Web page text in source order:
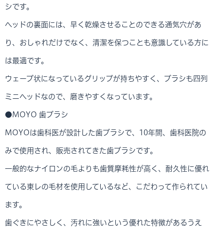
シです。
ヘッドの裏面には、早く乾燥させることのできる通気穴があ
り、おしゃれだけでなく、清潔を保つことも意識している方に
は最適です。
ウェーブ状になっているグリップが持ちやすく、ブラシも四列
ミニヘッドなので、磨きやすくなっています。
●MOYO 歯ブラシ
MOYOは歯科医が設計した歯ブラシで、10年間、歯科医院の
みで使用され、販売されてきた歯ブラシです。
一般的なナイロンの毛よりも歯質摩耗性が高く、耐久性に優れ
ている東レの毛材を使用しているなど、こだわって作られてい
ます。
歯ぐきにやさしく、汚れに強いという優れた特徴があるうえ